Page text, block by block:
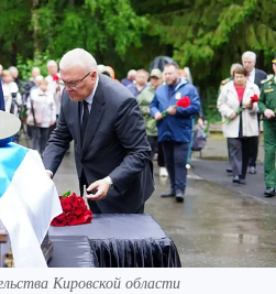
Кировской области